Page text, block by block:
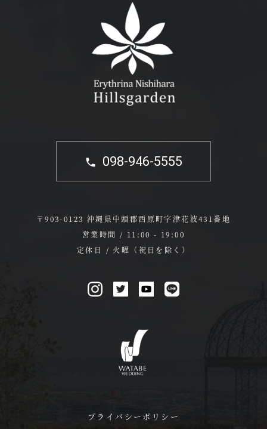
098-946-5555
〒903-0123 沖縄県中頭郡西原町字津花波431番地
営業時間 / 11:00 - 19:00
定休日 / 火曜（祝日を除く）
プライバシーポリシー